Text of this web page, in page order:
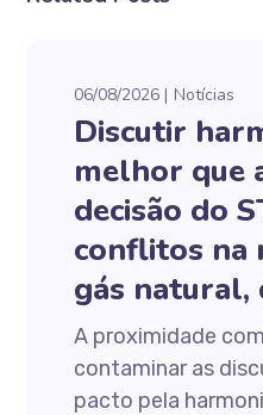
06/08/2026 Notícias
Discutir
melhor que
decisão do
conflitos na
gás natural,
A proximidade
contaminar as
pacto pela